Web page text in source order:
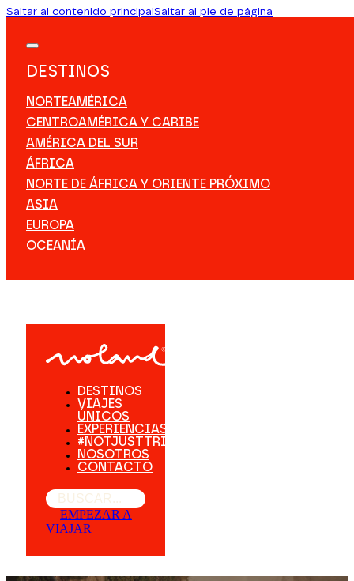
Saltar al contenido principal Saltar al pie de página
DESTINOS
NORTEAMÉRICA
CENTROAMÉRICA Y CARIBE
AMÉRICA DEL SUR
ÁFRICA
NORTE DE ÁFRICA Y ORIENTE PRÓXIMO
ASIA
EUROPA
OCEANÍA
DESTINOS
VIAJES
ÚNICOS
EXPERIENCIAS
#NOTJUSTTRIPS
NOSOTROS
CONTACTO
Buscar
EMPEZAR A
VIAJAR